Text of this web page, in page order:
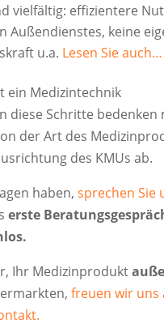
vielfältig: effizientere
Außendienstes, keine
u.a. Lesen Sie auch…
ein Medizintechnik
diese Schritte bedenken
der Art des
des KMUs ab.
haben, sprechen Sie
erste
Ihr Medizinprodukt
freuen wir uns